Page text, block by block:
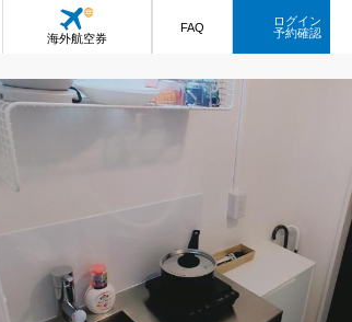
海外航空券
FAQ
ログイン
予約確認